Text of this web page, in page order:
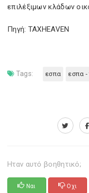
επιλέξιμων κλάδων
Πηγή: TAXHEAVEN
Tags: εσπα εσπα -
Ηταν αυτό βοηθητικό;
Ναι Οχι